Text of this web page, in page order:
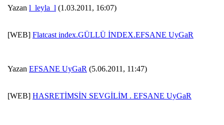
Yazan l_leyla_l (1.03.2011, 16:07)
[WEB] Flatcast index.GÜLLÜ İNDEX.EFSANE UyGaR
Yazan EFSANE UyGaR (5.06.2011, 11:47)
[WEB] HASRETİMSİN SEVGİLİM . EFSANE UyGaR